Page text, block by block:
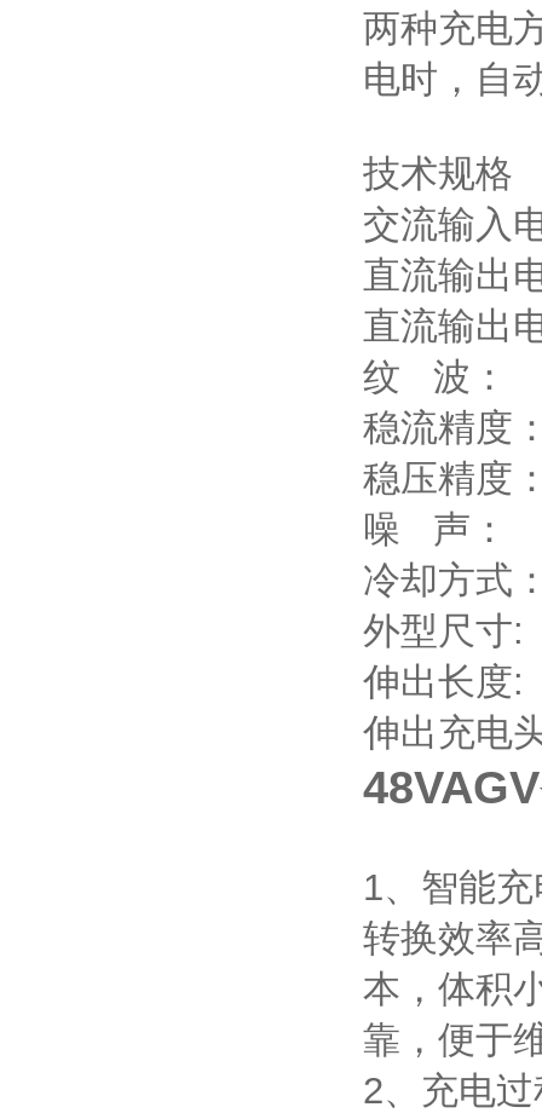
两种充电
电时，自
技术规格
交流输入
直流输出
直流输出
纹 波
稳流精
稳压精
噪 声：
冷却方
外型尺寸
伸出长度
伸出充电
1、智能
转换效率
本，体积
靠，便于
2、充电